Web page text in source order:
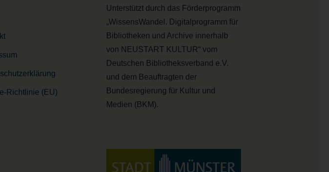
Richtlinie (EU)
Unterstützt durch das Förderprogramm
„WissensWandel. Digitalprogramm für
Bibliotheken und Archive innerhalb
von NEUSTART KULTUR“ vom
Deutschen Bibliotheksverband e.V.
und dem Beauftragten der
Bundesregierung für Kultur und
Medien (BKM).